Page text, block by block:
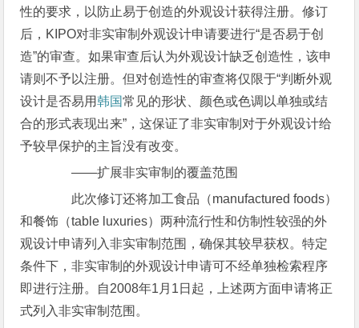
性的要求，以防止易于创造的外观设计获得注册。修订
后，KIPO对非实审制外观设计申请要进行“是否易于创
造”的审查。如果审查后认为外观设计缺乏创造性，该申
请则不予以注册。但对创造性的审查将仅限于“判断外观
设计是否易用韩国常见的形状、颜色或色调以单独或结
合的形式表现出来”，这保证了非实审制对于外观设计给
予较早保护的主旨没有改变。
——扩展非实审制的覆盖范围
此次修订还将加工食品（manufactured foods）
和餐饰（table luxuries）两种流行性和仿制性较强的外
观设计申请列入非实审制范围，确保其较早获权。特定
条件下，非实审制的外观设计申请可不经单独检索程序
即进行注册。自2008年1月1日起，上述两方面申请将正
式列入非实审制范围。